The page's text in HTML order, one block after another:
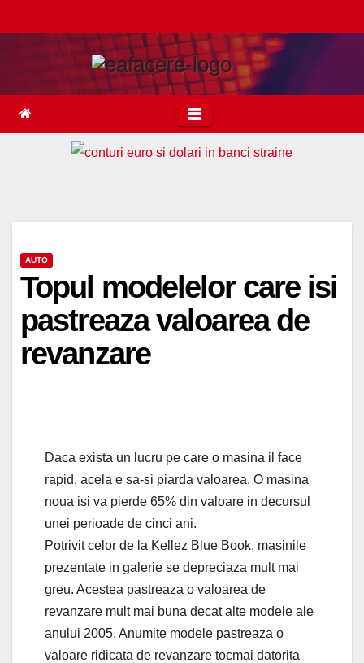
to
AUTO
Topul modelelor care isi
pastreaza valoarea de
revanzare
Daca exista un lucru pe care o masina il face
rapid, acela e sa-si piarda valoarea. O masina
noua isi va pierde 65% din valoare in decursul
unei perioade de cinci ani.
Potrivit celor de la Kellez Blue Book, masinile
prezentate in galerie se depreciaza mult mai
greu. Acestea pastreaza o valoarea de
revanzare mult mai buna decat alte modele ale
anului 2005. Anumite modele pastreaza o
valoare ridicata de revanzare tocmai datorita